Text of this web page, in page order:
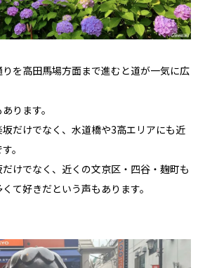
を高田馬場方面まで進むと道が一気に広
ります。
だけでなく、水道橋や3高エリアにも近
。
けでなく、近くの文京区・四谷・麹町も
て好きだという声もあります。